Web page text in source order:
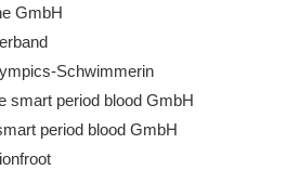
GmbH
Schwimmerin
smart period blood GmbH
period blood GmbH